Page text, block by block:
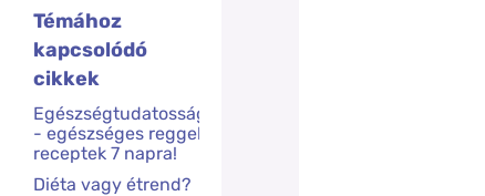
Témához
kapcsolódó
cikkek
Egészségtudatosság
- egészséges reggeli
receptek 7 napra!
Diéta vagy étrend?